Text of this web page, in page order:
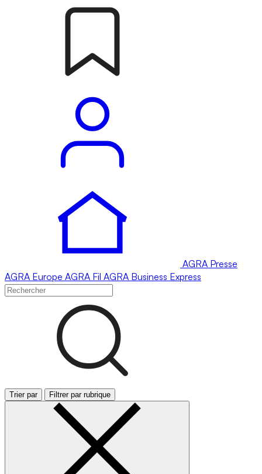
AGRA Presse
AGRA Europe AGRA Fil AGRA Business Express
Trier par Filtrer par rubrique